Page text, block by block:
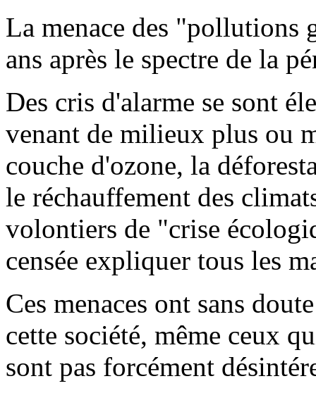
La menace des "pollutions
ans après le spectre de la
Des cris d'alarme se sont
venant de milieux plus ou
couche d'ozone, la
le réchauffement des
volontiers de "crise
censée expliquer tous les
Ces menaces ont sans
cette société, même ceux
sont pas forcément